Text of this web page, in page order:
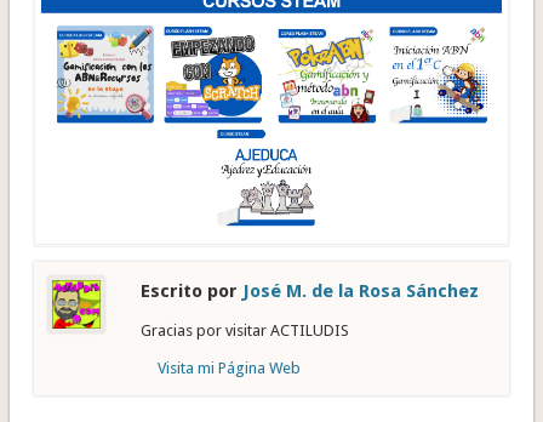
Escrito por José M. de la Rosa Sánchez
Gracias por visitar ACTILUDIS
Visita mi Página Web